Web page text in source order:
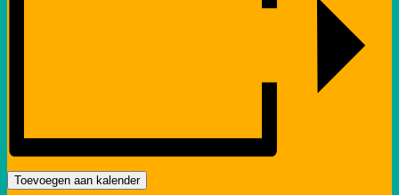
Toevoegen aan kalender